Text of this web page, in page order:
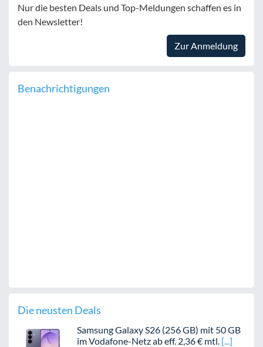
Nur die besten Deals und Top-Meldungen schaffen es in
den Newsletter!
Zur Anmeldung
Benachrichtigungen
Die neusten Deals
Samsung Galaxy S26 (256 GB) mit 50 GB
im Vodafone-Netz ab eff. 2,36 € mtl.